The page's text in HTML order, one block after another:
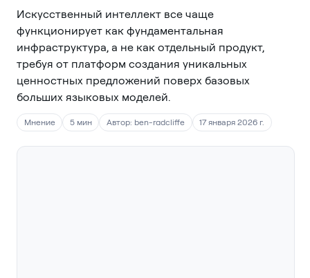
Искусственный интеллект все чаще
функционирует как фундаментальная
инфраструктура, а не как отдельный продукт,
требуя от платформ создания уникальных
ценностных предложений поверх базовых
больших языковых моделей.
Мнение 5 мин Автор: ben-radcliffe 17 января 2026 г.